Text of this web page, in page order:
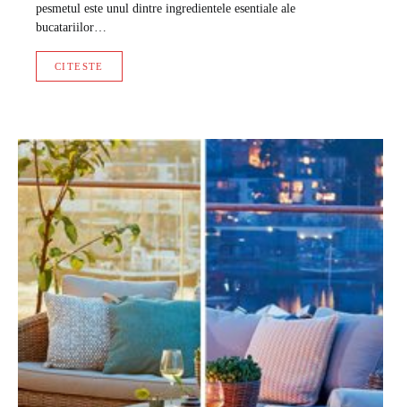
pesmetul este unul dintre ingredientele esentiale ale
bucatariilor…
CITESTE